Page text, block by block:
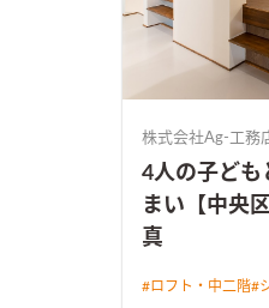
株式会社Ag-工務
4人の子ども
まい【中央
真
#ロフト・中二階#